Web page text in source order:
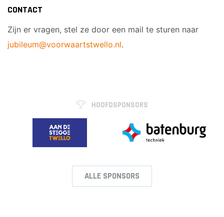
CONTACT
Zijn er vragen, stel ze door een mail te sturen naar
jubileum@voorwaartstwello.nl.
HOOFDSPONSORS
ALLE SPONSORS